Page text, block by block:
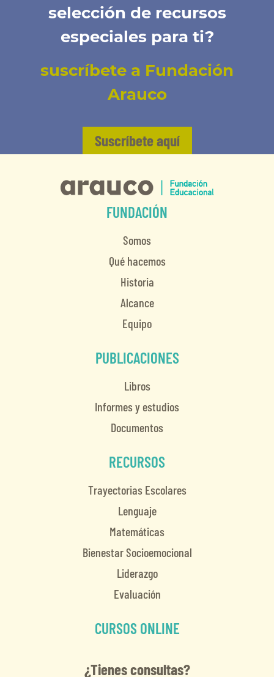
selección de recursos
especiales para ti?
suscríbete a Fundación
Arauco
Suscríbete aquí
FUNDACIÓN
Somos
Qué hacemos
Historia
Alcance
Equipo
PUBLICACIONES
Libros
Informes y estudios
Documentos
RECURSOS
Trayectorias Escolares
Lenguaje
Matemáticas
Bienestar Socioemocional
Liderazgo
Evaluación
CURSOS ONLINE
¿Tienes consultas?